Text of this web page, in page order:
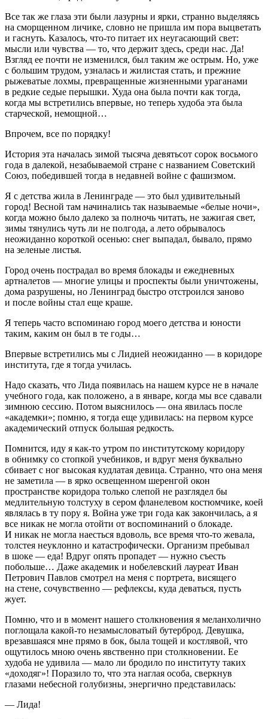
Все так же глаза эти были лазурны и ярки, странно выделяясь
на сморщенном личике, словно не пришла им пора выцветать
и гаснуть. Казалось, что-то питает их неугасающий свет:
мысли или чувства — то, что держит здесь, среди нас. Да!
Взгляд ее почти не изменился, был таким же острым. Но, уже
с большим трудом, узналась и жилистая стать, и прежние
рыжеватые лохмы, превращенные жизненными ураганами
в редкие седые перышки. Худа она была почти как тогда,
когда мы встретились впервые, но теперь худоба эта была
старческой, немощной…
Впрочем, все по порядку!
История эта началась зимой тысяча девятьсот сорок восьмого
года в далекой, незабываемой стране с названием Советский
Союз, победившей тогда в недавней войне с фашизмом.
Я с детства жила в Ленинграде — это был удивительный
город! Весной там начинались так называемые «белые ночи»,
когда можно было далеко за полночь читать, не зажигая свет,
зимы тянулись чуть ли не полгода, а лето обрывалось
неожиданно короткой осенью: снег выпадал, бывало, прямо
на зеленые листья.
Город очень пострадал во время блокады и ежедневных
артналетов — многие улицы и проспекты были уничтожены,
дома разрушены, но Ленинград быстро отстроился заново
и после войны стал еще краше.
Я теперь часто вспоминаю город моего детства и юности
таким, каким он был в те годы…
Впервые встретились мы с Лидией неожиданно — в коридоре
института, где я тогда училась.
Надо сказать, что Лида появилась на нашем курсе не в начале
учебного года, как положено, а в январе, когда мы все сдавали
зимнюю сессию. Потом выяснилось — она явилась после
«академки»; помню, я тогда еще удивилась: на первом курсе
академический отпуск большая редкость.
Помнится, иду я как-то утром по институтскому коридору
в обнимку со стопкой учебников, и вдруг меня буквально
сбивает с ног высокая кудлатая девица. Странно, что она меня
не заметила — в ярко освещенном шеренгой окон
пространстве коридора только слепой не разглядел бы
медлительную толстуху в сером фланелевом костюмчике, коей
являлась в ту пору я. Война уже три года как закончилась, а я
все никак не могла отойти от воспоминаний о блокаде.
И никак не могла наесться вдоволь, все время что-то жевала,
толстея неуклонно и катастрофически. Организм пребывал
в шоке — еда! Вдруг опять пропадет — нужно съесть
побольше… Даже академик и нобелевский лауреат Иван
Петрович Павлов смотрел на меня с портрета, висящего
на стене, сочувственно — рефлексы, куда деваться, пусть
жует.
Помню, что и в момент нашего столкновения я меланхолично
поглощала какой-то незамысловатый бутерброд. Девушка,
врезавшаяся мне прямо в бок, была тощей и костлявой, что
ощутилось мною очень явственно при столкновении. Ее
худоба не удивила — мало ли бродило по институту таких
«доходяг»! Поразило то, что эта наглая особа, сверкнув
глазами небесной голубизны, энергично представилась:
— Лида!